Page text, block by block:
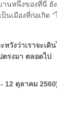
นหนึ่งของที่นี่ ยั
นเมืองที่ก่อเกิด
วังว่าเราจะเ
ตรงมา ตลอดไป
12 ตุลาคม